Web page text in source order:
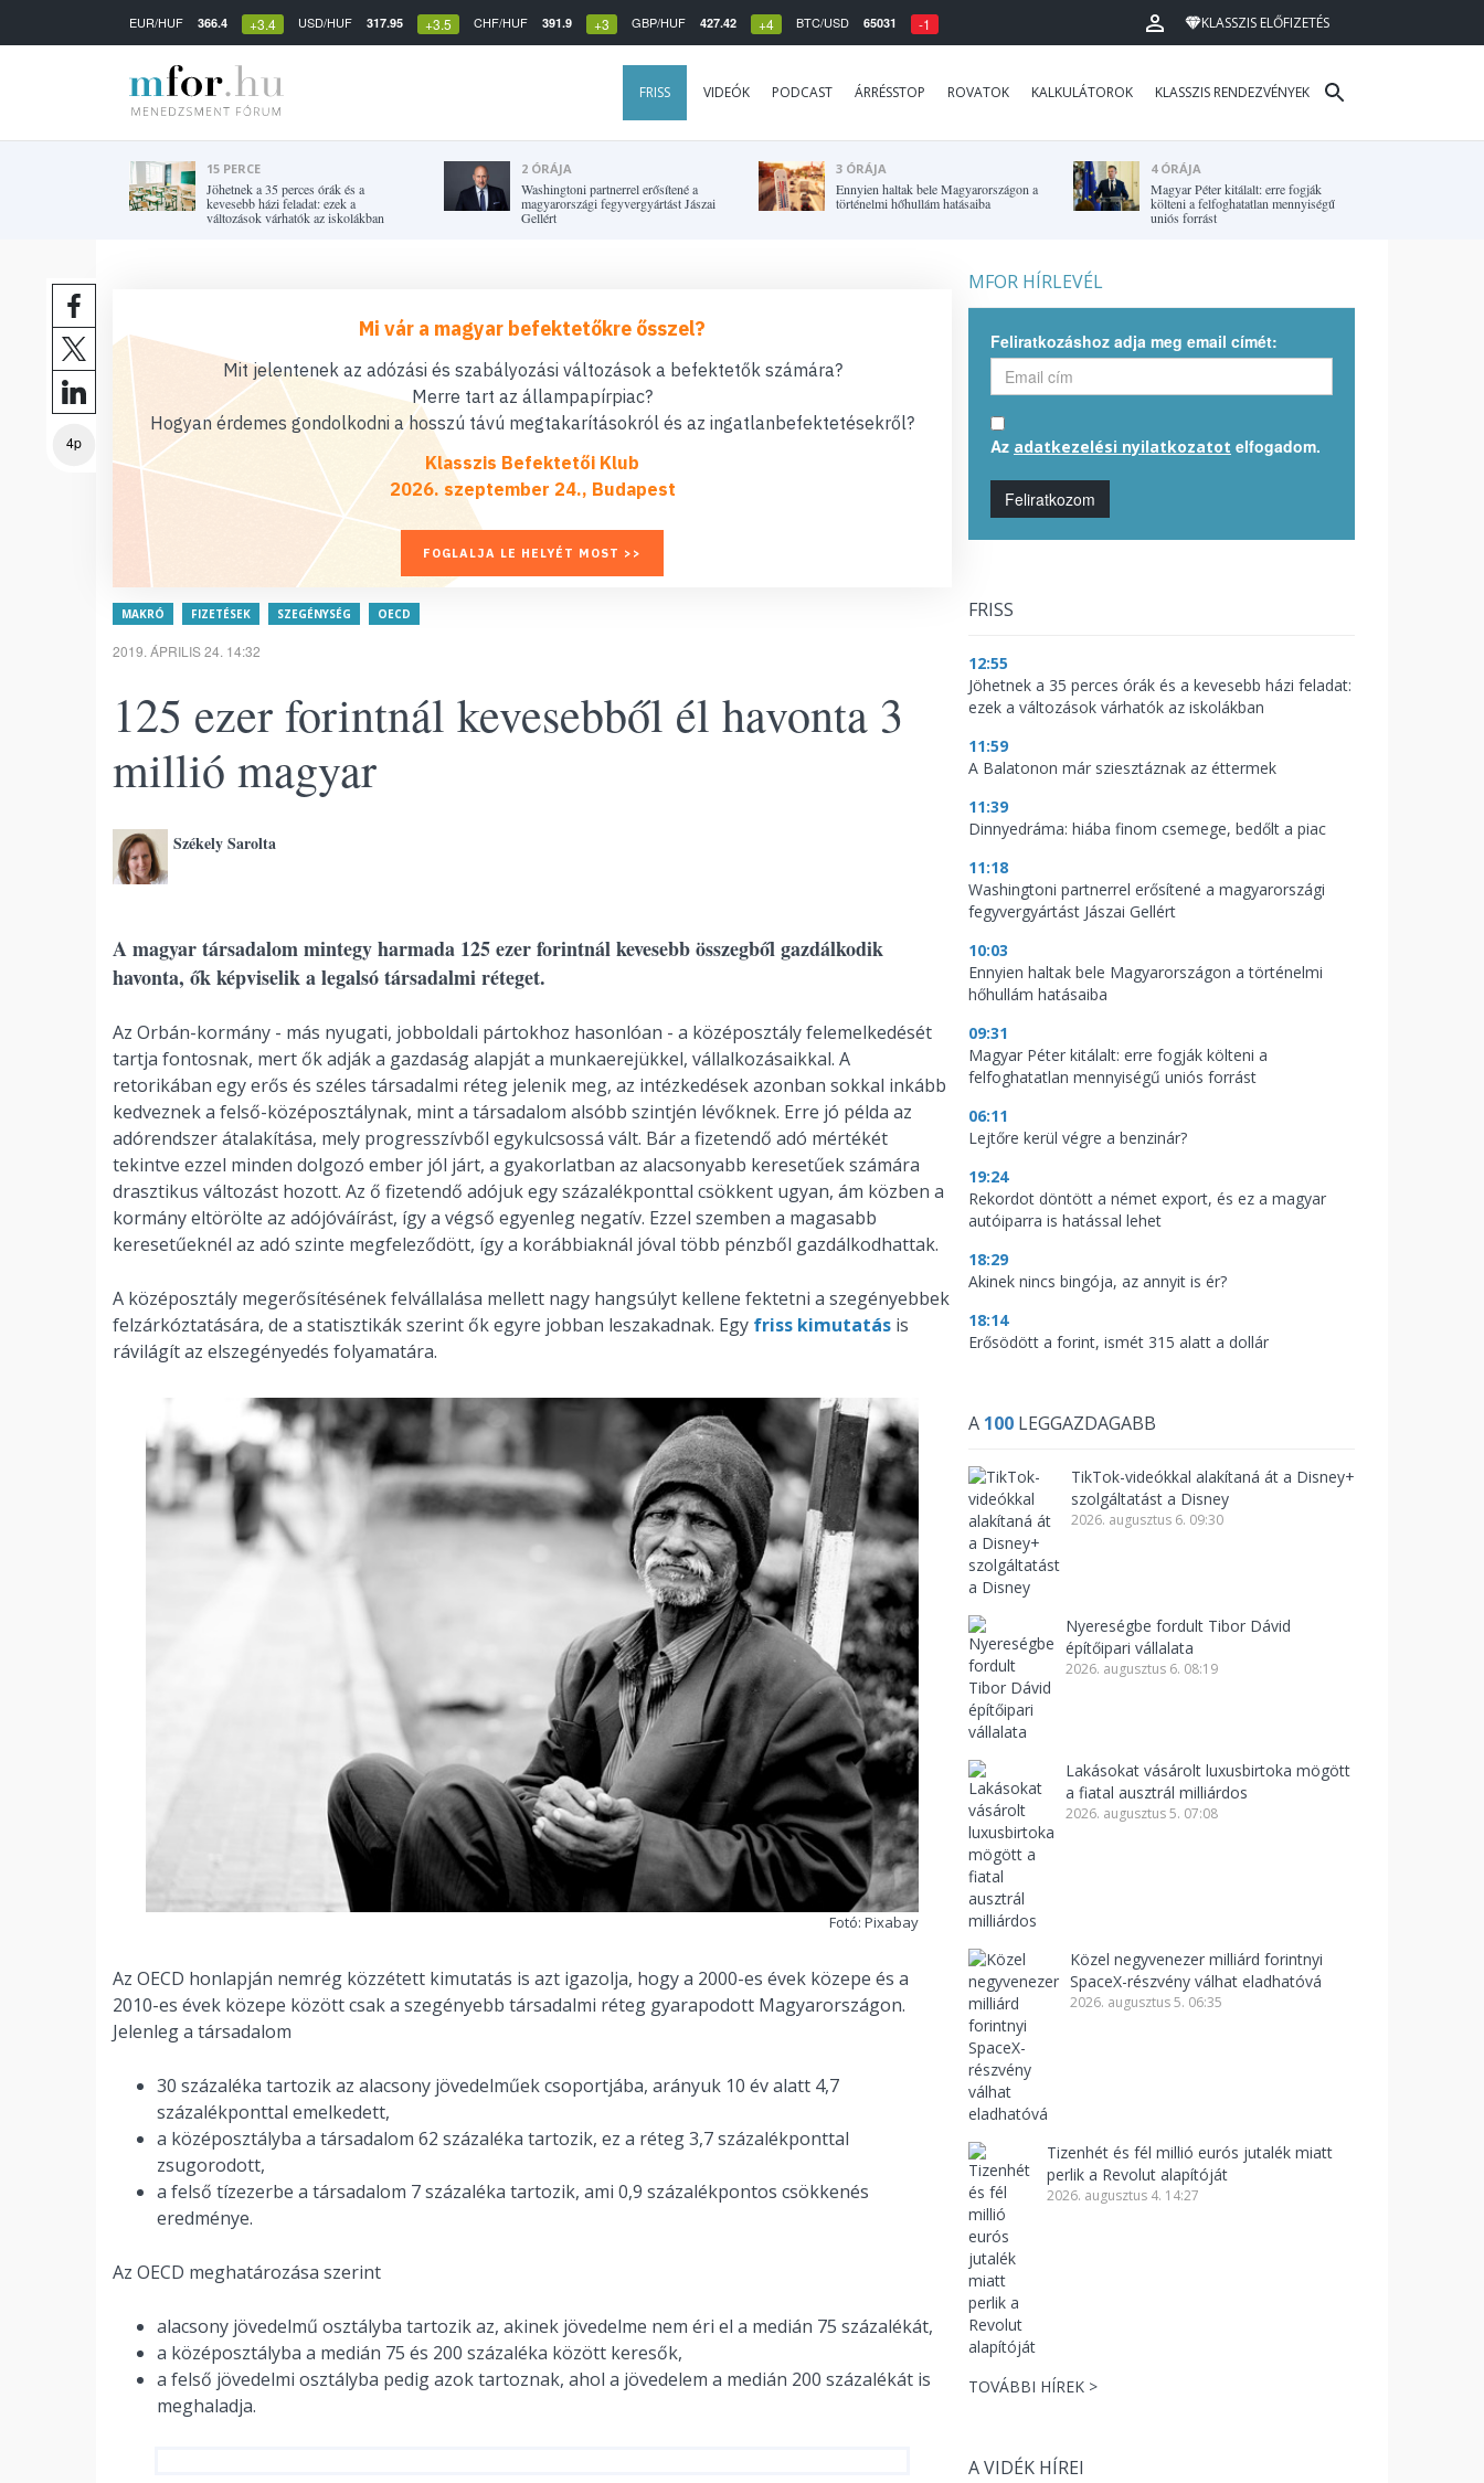
EUR/HUF 366.4 +3.4 USD/HUF 317.95 +3.5 CHF/HUF 391.9 +3 GBP/HUF 427.42 +4 BTC/USD 65031 -1 KLASSZIS ELŐFIZETÉS
FRISS VIDEÓK PODCAST ÁRRÉSSTOP ROVATOK KALKULÁTOROK KLASSZIS RENDEZVÉNYEK
15 PERCE
Jöhetnek a 35 perces órák és a
kevesebb házi feladat: ezek a
változások várhatók az iskolákban
2 ÓRÁJA
Washingtoni partnerrel erősítené a
magyarországi fegyvergyártást Jászai
Gellért
3 ÓRÁJA
Ennyien haltak bele Magyarországon a
történelmi hőhullám hatásaiba
4 ÓRÁJA
Magyar Péter kitálalt: erre fogják
költeni a felfoghatatlan mennyiségű
uniós forrást
4p
Mi vár a magyar befektetőkre ősszel?
Mit jelentenek az adózási és szabályozási változások a befektetők számára?
Merre tart az állampapírpiac?
Hogyan érdemes gondolkodni a hosszú távú megtakarításokról és az ingatlanbefektetésekről?
Klasszis Befektetői Klub
2026. szeptember 24., Budapest
FOGLALJA LE HELYÉT MOST >>
MAKRÓ FIZETÉSEK SZEGÉNYSÉG OECD
2019. ÁPRILIS 24. 14:32
125 ezer forintnál kevesebből él havonta 3
millió magyar
Székely Sarolta
A magyar társadalom mintegy harmada 125 ezer forintnál kevesebb összegből gazdálkodik
havonta, ők képviselik a legalsó társadalmi réteget.
Az Orbán-kormány - más nyugati, jobboldali pártokhoz hasonlóan - a középosztály felemelkedését
tartja fontosnak, mert ők adják a gazdaság alapját a munkaerejükkel, vállalkozásaikkal. A
retorikában egy erős és széles társadalmi réteg jelenik meg, az intézkedések azonban sokkal inkább
kedveznek a felső-középosztálynak, mint a társadalom alsóbb szintjén lévőknek. Erre jó példa az
adórendszer átalakítása, mely progresszívből egykulcsossá vált. Bár a fizetendő adó mértékét
tekintve ezzel minden dolgozó ember jól járt, a gyakorlatban az alacsonyabb keresetűek számára
drasztikus változást hozott. Az ő fizetendő adójuk egy százalékponttal csökkent ugyan, ám közben a
kormány eltörölte az adójóváírást, így a végső egyenleg negatív. Ezzel szemben a magasabb
keresetűeknél az adó szinte megfeleződött, így a korábbiaknál jóval több pénzből gazdálkodhattak.
A középosztály megerősítésének felvállalása mellett nagy hangsúlyt kellene fektetni a szegényebbek
felzárkóztatására, de a statisztikák szerint ők egyre jobban leszakadnak. Egy friss kimutatás is
rávilágít az elszegényedés folyamatára.
Fotó: Pixabay
Az OECD honlapján nemrég közzétett kimutatás is azt igazolja, hogy a 2000-es évek közepe és a
2010-es évek közepe között csak a szegényebb társadalmi réteg gyarapodott Magyarországon.
Jelenleg a társadalom
30 százaléka tartozik az alacsony jövedelműek csoportjába, arányuk 10 év alatt 4,7
százalékponttal emelkedett,
a középosztályba a társadalom 62 százaléka tartozik, ez a réteg 3,7 százalékponttal
zsugorodott,
a felső tízezerbe a társadalom 7 százaléka tartozik, ami 0,9 százalékpontos csökkenés
eredménye.
Az OECD meghatározása szerint
alacsony jövedelmű osztályba tartozik az, akinek jövedelme nem éri el a medián 75 százalékát,
a középosztályba a medián 75 és 200 százaléka között keresők,
a felső jövedelmi osztályba pedig azok tartoznak, ahol a jövedelem a medián 200 százalékát is
meghaladja.
MFOR HÍRLEVÉL
Feliratkozáshoz adja meg email címét:
Az adatkezelési nyilatkozatot elfogadom.
Feliratkozom
FRISS
12:55
Jöhetnek a 35 perces órák és a kevesebb házi feladat:
ezek a változások várhatók az iskolákban
11:59
A Balatonon már sziesztáznak az éttermek
11:39
Dinnyedráma: hiába finom csemege, bedőlt a piac
11:18
Washingtoni partnerrel erősítené a magyarországi
fegyvergyártást Jászai Gellért
10:03
Ennyien haltak bele Magyarországon a történelmi
hőhullám hatásaiba
09:31
Magyar Péter kitálalt: erre fogják költeni a
felfoghatatlan mennyiségű uniós forrást
06:11
Lejtőre kerül végre a benzinár?
19:24
Rekordot döntött a német export, és ez a magyar
autóiparra is hatással lehet
18:29
Akinek nincs bingója, az annyit is ér?
18:14
Erősödött a forint, ismét 315 alatt a dollár
A 100 LEGGAZDAGABB
TikTok-videókkal alakítaná át a Disney+
szolgáltatást a Disney
2026. augusztus 6. 09:30
Nyereségbe fordult Tibor Dávid
építőipari vállalata
2026. augusztus 6. 08:19
Lakásokat vásárolt luxusbirtoka mögött
a fiatal ausztrál milliárdos
2026. augusztus 5. 07:08
Közel negyvenezer milliárd forintnyi
SpaceX-részvény válhat eladhatóvá
2026. augusztus 5. 06:35
Tizenhét és fél millió eurós jutalék miatt
perlik a Revolut alapítóját
2026. augusztus 4. 14:27
TOVÁBBI HÍREK >
A VIDÉK HÍREI